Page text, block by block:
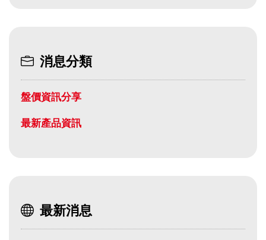
消息分類
盤價資訊分享
最新產品資訊
最新消息